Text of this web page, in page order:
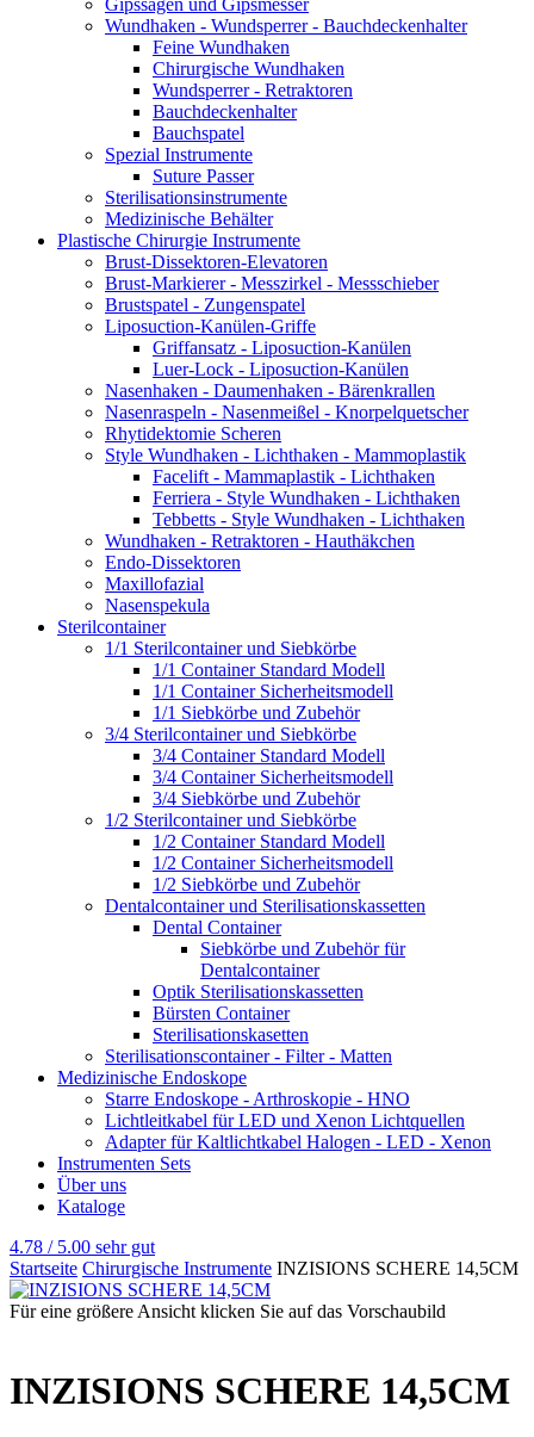
Gipssägen und Gipsmesser
Wundhaken - Wundsperrer - Bauchdeckenhalter
Feine Wundhaken
Chirurgische Wundhaken
Wundsperrer - Retraktoren
Bauchdeckenhalter
Bauchspatel
Spezial Instrumente
Suture Passer
Sterilisationsinstrumente
Medizinische Behälter
Plastische Chirurgie Instrumente
Brust-Dissektoren-Elevatoren
Brust-Markierer - Messzirkel - Messschieber
Brustspatel - Zungenspatel
Liposuction-Kanülen-Griffe
Griffansatz - Liposuction-Kanülen
Luer-Lock - Liposuction-Kanülen
Nasenhaken - Daumenhaken - Bärenkrallen
Nasenraspeln - Nasenmeißel - Knorpelquetscher
Rhytidektomie Scheren
Style Wundhaken - Lichthaken - Mammoplastik
Facelift - Mammaplastik - Lichthaken
Ferriera - Style Wundhaken - Lichthaken
Tebbetts - Style Wundhaken - Lichthaken
Wundhaken - Retraktoren - Hauthäkchen
Endo-Dissektoren
Maxillofazial
Nasenspekula
Sterilcontainer
1/1 Sterilcontainer und Siebkörbe
1/1 Container Standard Modell
1/1 Container Sicherheitsmodell
1/1 Siebkörbe und Zubehör
3/4 Sterilcontainer und Siebkörbe
3/4 Container Standard Modell
3/4 Container Sicherheitsmodell
3/4 Siebkörbe und Zubehör
1/2 Sterilcontainer und Siebkörbe
1/2 Container Standard Modell
1/2 Container Sicherheitsmodell
1/2 Siebkörbe und Zubehör
Dentalcontainer und Sterilisationskassetten
Dental Container
Siebkörbe und Zubehör für
Dentalcontainer
Optik Sterilisationskassetten
Bürsten Container
Sterilisationskasetten
Sterilisationscontainer - Filter - Matten
Medizinische Endoskope
Starre Endoskope - Arthroskopie - HNO
Lichtleitkabel für LED und Xenon Lichtquellen
Adapter für Kaltlichtkabel Halogen - LED - Xenon
Instrumenten Sets
Über uns
Kataloge
4.78 / 5.00 sehr gut
Startseite Chirurgische Instrumente INZISIONS SCHERE 14,5CM
Für eine größere Ansicht klicken Sie auf das Vorschaubild
INZISIONS SCHERE 14,5CM